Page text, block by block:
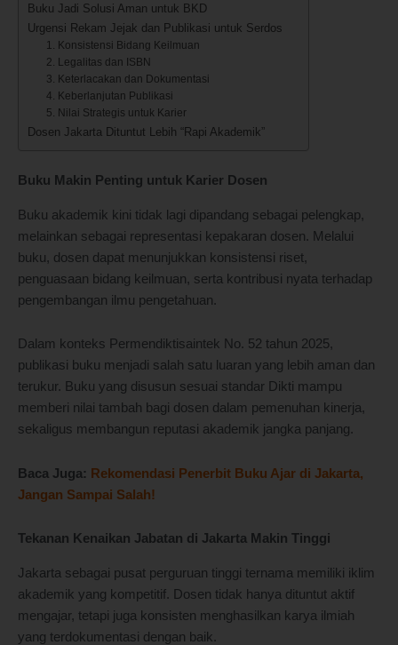
Buku Jadi Solusi Aman untuk BKD
Urgensi Rekam Jejak dan Publikasi untuk Serdos
1. Konsistensi Bidang Keilmuan
2. Legalitas dan ISBN
3. Keterlacakan dan Dokumentasi
4. Keberlanjutan Publikasi
5. Nilai Strategis untuk Karier
Dosen Jakarta Dituntut Lebih “Rapi Akademik”
Buku Makin Penting untuk Karier Dosen
Buku akademik kini tidak lagi dipandang sebagai pelengkap,
melainkan sebagai representasi kepakaran dosen. Melalui
buku, dosen dapat menunjukkan konsistensi riset,
penguasaan bidang keilmuan, serta kontribusi nyata terhadap
pengembangan ilmu pengetahuan.
Dalam konteks Permendiktisaintek No. 52 tahun 2025,
publikasi buku menjadi salah satu luaran yang lebih aman dan
terukur. Buku yang disusun sesuai standar Dikti mampu
memberi nilai tambah bagi dosen dalam pemenuhan kinerja,
sekaligus membangun reputasi akademik jangka panjang.
Baca Juga: Rekomendasi Penerbit Buku Ajar di Jakarta,
Jangan Sampai Salah!
Tekanan Kenaikan Jabatan di Jakarta Makin Tinggi
Jakarta sebagai pusat perguruan tinggi ternama memiliki iklim
akademik yang kompetitif. Dosen tidak hanya dituntut aktif
mengajar, tetapi juga konsisten menghasilkan karya ilmiah
yang terdokumentasi dengan baik.